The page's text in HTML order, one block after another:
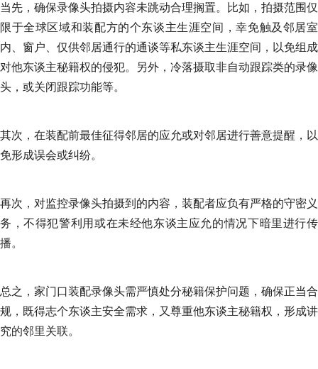
当先，确保录像头拍摄内容未跳动合理搁置。比如，拍摄范围仅
限于全球区域和装配方的个东谈主生涯空间，幸免触及邻居室
内、窗户、仅供邻居通行的通谈等私东谈主生涯空间，以免组成
对他东谈主秘籍权的侵犯。另外，冷落摄取非自动跟踪类的录像
头，或关闭跟踪功能等。
其次，在装配前最佳征得邻居的应允或对邻居进行善意提醒，以
免形成误会或纠纷。
再次，对监控录像头拍摄到的内容，装配者应负有严格的守密义
务，不得犯警利用或在未经他东谈主应允的情况下暗里进行传
播。
总之，家门口装配录像头需严慎处分秘籍保护问题，确保正当合
规，既得志个东谈主安全需求，又尊重他东谈主秘籍权，形成讲
究的邻里关联。